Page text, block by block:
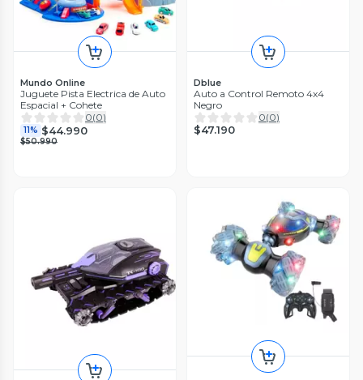
Mundo Online
Juguete Pista Electrica de Auto
Espacial + Cohete
0(0)
11% $44.990
$50.990
Dblue
Auto a Control Remoto 4x4
Negro
0(0)
$47.190